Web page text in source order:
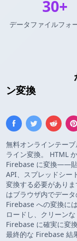
ン変換
無料オンラインテー
ライン変換。 HTML
Firebase に変換——貼
API、スプレッドシー
変換する必要があり
はブラウザ内でデー
Firebase への変換に
ロードし、クリーン
Firebase に確実に変
最終的な Firebase 結
30+
データファイルフォ